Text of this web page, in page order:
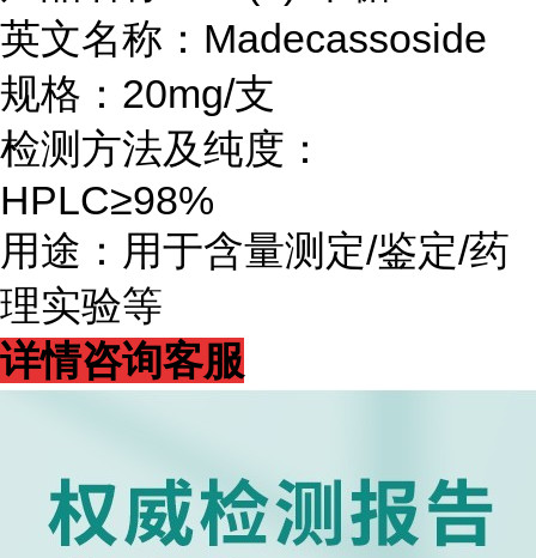
英文名称：Madecassoside
规格：20mg/支
检测方法及纯度：
HPLC≥98%
用途：用于含量测定/鉴定/药
理实验等
详情咨询客服